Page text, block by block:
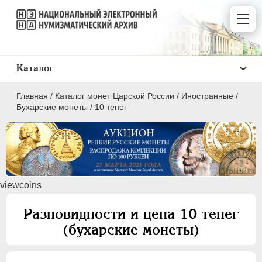
Главная / Каталог монет Царской России / Иностранные /
Бухарские монеты / 10 тенег
viewcoins
Разновидности и цена 10 тенег
(бухарские монеты)
Каталог
ПEТР I 1699 - 1725
ЕКАТЕРИНА I
АННА ИОАННОВНА 1730-1740
ИОАНН АНТОНОВИЧ 1740-1741